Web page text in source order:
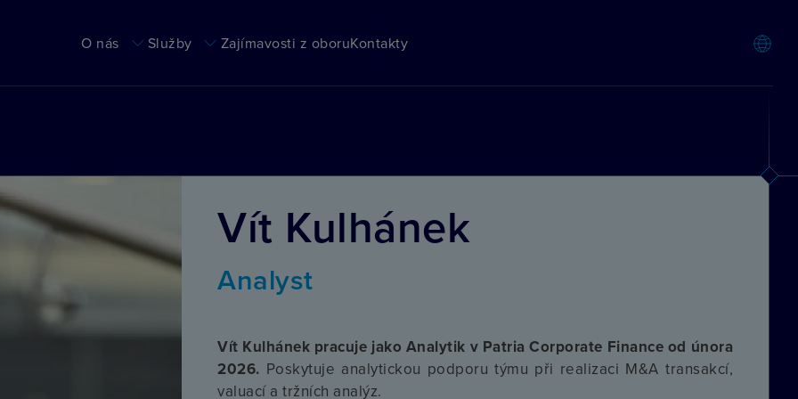
navigation
O nás Služby Zajímavosti z oboruKontakty
Vít Kulhánek
Analyst
Vít Kulhánek pracuje jako Analytik v Patria Corporate Finance od února
2026. Poskytuje analytickou podporu týmu při realizaci M&A transakcí,
valuací a tržních analýz.